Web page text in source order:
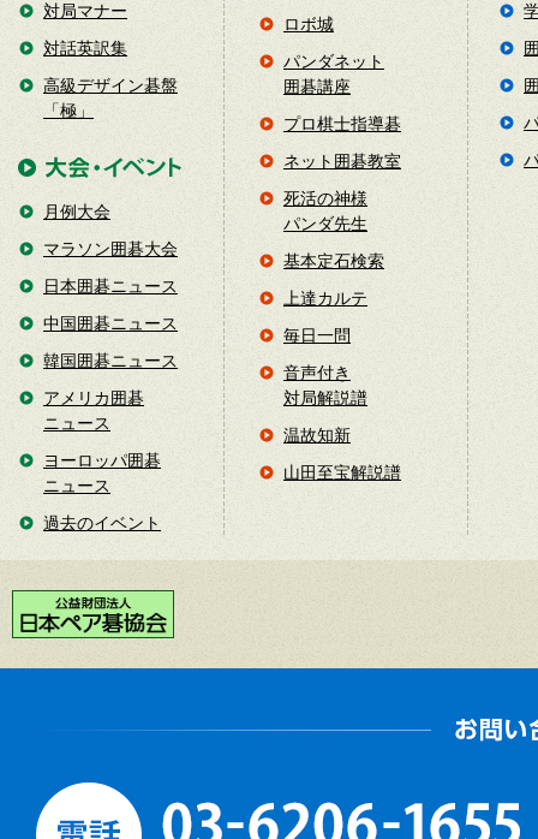
対局マナー
対話英訳集
高級デザイン碁盤
「極」
月例大会
マラソン囲碁大会
日本囲碁ニュース
中国囲碁ニュース
韓国囲碁ニュース
アメリカ囲碁
ニュース
ヨーロッパ囲碁
ニュース
過去のイベント
ロボ城
パンダネット
囲碁講座
プロ棋士指導碁
ネット囲碁教室
死活の神様
パンダ先生
基本定石検索
上達カルテ
毎日一問
音声付き
対局解説譜
温故知新
山田至宝解説譜